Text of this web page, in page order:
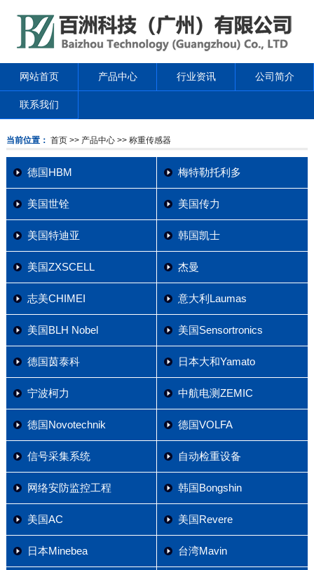
网站首页 产品中心 行业资讯 公司简介
联系我们
当前位置： 首页 >> 产品中心>> 称重传感器
德国HBM 梅特勒托利多
美国世铨 美国传力
美国特迪亚 韩国凯士
美国ZXSCELL 杰曼
志美CHIMEI 意大利Laumas
美国BLH Nobel 美国Sensortronics
德国茵泰科 日本大和Yamato
宁波柯力 中航电测ZEMIC
德国Novotechnik 德国VOLFA
信号采集系统 自动检重设备
网络安防监控工程 韩国Bongshin
美国AC 美国Revere
日本Minebea 台湾Mavin